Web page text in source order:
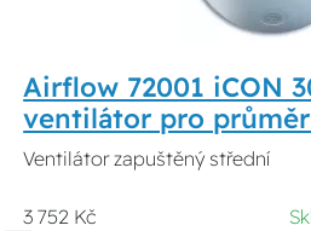
Airflow 72001 iCON
ventilátor pro
Ventilátor zapuštěný střední
3 752 Kč